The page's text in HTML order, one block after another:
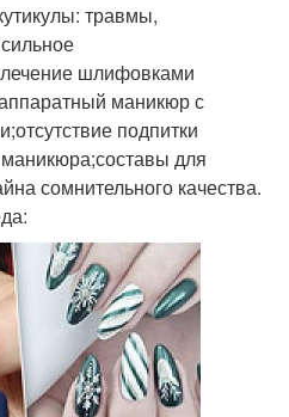
травмы,
шлифовками
маникюр с
подпитки
для
сомнительного качества.